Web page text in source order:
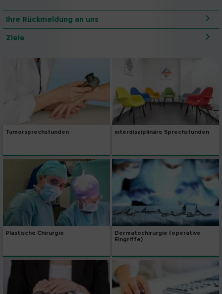
Ihre Rückmeldung an uns
Ziele
Tumorsprechstunden interdisziplinäre Sprechstunden
Plastische Chirurgie
Dermatochirurgie (operative
Eingriffe)